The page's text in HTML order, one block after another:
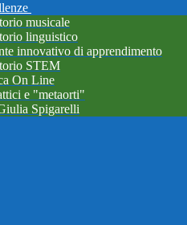
musicale
linguistico
innovativo di apprendimento
STEM
On Line
e "metaorti"
Spigarelli